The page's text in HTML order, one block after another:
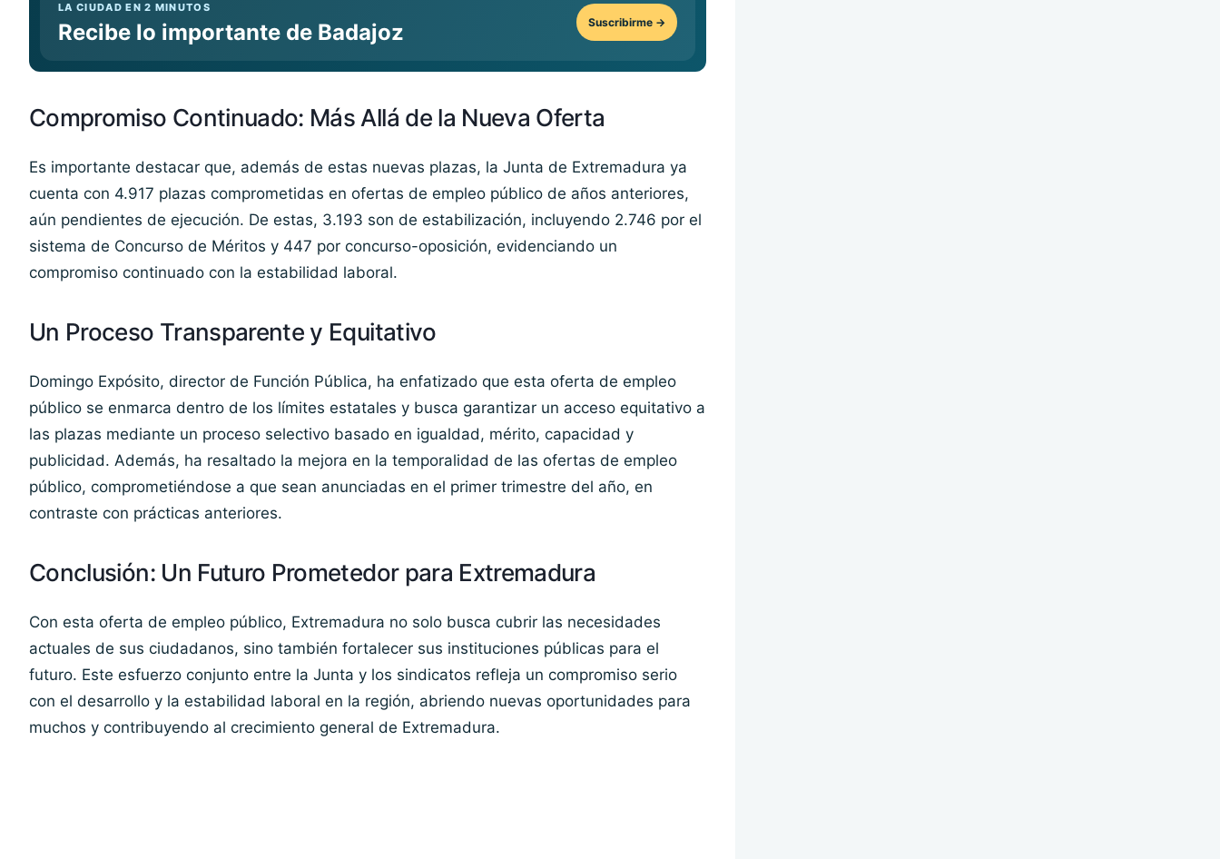
LA CIUDAD EN 2 MINUTOS
Recibe lo importante de Badajoz Suscribirme →
Compromiso Continuado: Más Allá de la Nueva Oferta
Es importante destacar que, además de estas nuevas plazas, la Junta de Extremadura ya
cuenta con 4.917 plazas comprometidas en ofertas de empleo público de años anteriores,
aún pendientes de ejecución. De estas, 3.193 son de estabilización, incluyendo 2.746 por el
sistema de Concurso de Méritos y 447 por concurso-oposición, evidenciando un
compromiso continuado con la estabilidad laboral.
Un Proceso Transparente y Equitativo
Domingo Expósito, director de Función Pública, ha enfatizado que esta oferta de empleo
público se enmarca dentro de los límites estatales y busca garantizar un acceso equitativo a
las plazas mediante un proceso selectivo basado en igualdad, mérito, capacidad y
publicidad. Además, ha resaltado la mejora en la temporalidad de las ofertas de empleo
público, comprometiéndose a que sean anunciadas en el primer trimestre del año, en
contraste con prácticas anteriores.
Conclusión: Un Futuro Prometedor para Extremadura
Con esta oferta de empleo público, Extremadura no solo busca cubrir las necesidades
actuales de sus ciudadanos, sino también fortalecer sus instituciones públicas para el
futuro. Este esfuerzo conjunto entre la Junta y los sindicatos refleja un compromiso serio
con el desarrollo y la estabilidad laboral en la región, abriendo nuevas oportunidades para
muchos y contribuyendo al crecimiento general de Extremadura.